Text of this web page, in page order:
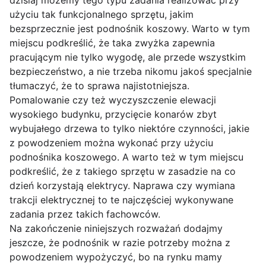
użyciu tak funkcjonalnego sprzętu, jakim
bezsprzecznie jest podnośnik koszowy. Warto w tym
miejscu podkreślić, że taka zwyżka zapewnia
pracującym nie tylko wygodę, ale przede wszystkim
bezpieczeństwo, a nie trzeba nikomu jakoś specjalnie
tłumaczyć, że to sprawa najistotniejsza.
Pomalowanie czy też wyczyszczenie elewacji
wysokiego budynku, przycięcie konarów zbyt
wybujałego drzewa to tylko niektóre czynności, jakie
z powodzeniem można wykonać przy użyciu
podnośnika koszowego. A warto też w tym miejscu
podkreślić, że z takiego sprzętu w zasadzie na co
dzień korzystają elektrycy. Naprawa czy wymiana
trakcji elektrycznej to te najczęściej wykonywane
zadania przez takich fachowców.
Na zakończenie niniejszych rozważań dodajmy
jeszcze, że podnośnik w razie potrzeby można z
powodzeniem wypożyczyć, bo na rynku mamy